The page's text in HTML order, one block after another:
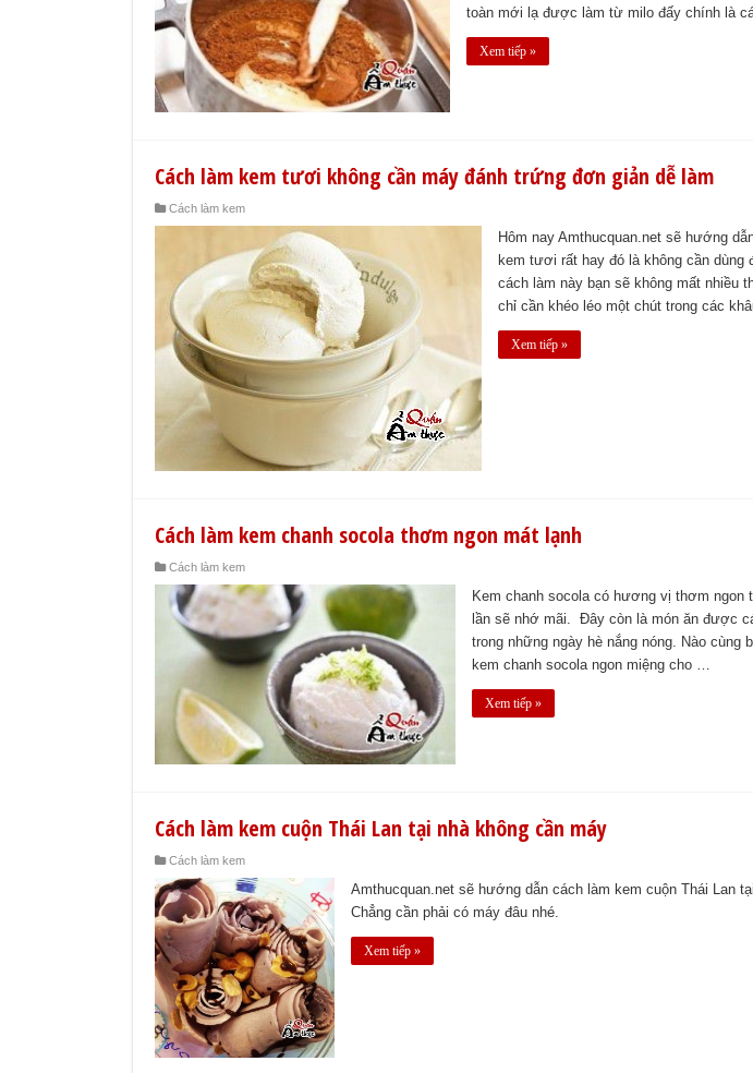
toàn mới lạ được làm từ milo đấy chính là
Xem tiếp »
Cách làm kem tươi không cần máy đánh trứng đơn giản dễ làm
Cách làm kem
Hôm nay Amthucquan.net sẽ hướng
kem tươi rất hay đó là không cần dùng
cách làm này bạn sẽ không mất nhiều
chỉ cần khéo léo một chút trong các
Xem tiếp »
Cách làm kem chanh socola thơm ngon mát lạnh
Cách làm kem
Kem chanh socola có hương vị thơm ngon
lần sẽ nhớ mãi. Đây còn là món ăn được
trong những ngày hè nắng nóng. Nào cùng
kem chanh socola ngon miệng cho …
Xem tiếp »
Cách làm kem cuộn Thái Lan tại nhà không cần máy
Cách làm kem
Amthucquan.net sẽ hướng dẫn cách làm kem cuộn Thái Lan
Chẳng cần phải có máy đâu nhé.
Xem tiếp »